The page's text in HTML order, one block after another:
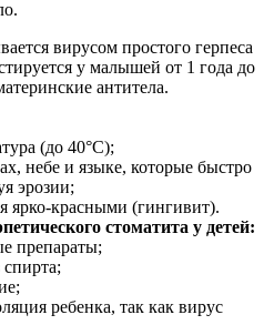
вирусом простого герпеса
у малышей от 1 года до
антитела.
(до 40°C);
небе и языке, которые быстро
эрозии;
ярко-красными (гингивит).
стоматита у детей:
препараты;
ребенка, так как вирус